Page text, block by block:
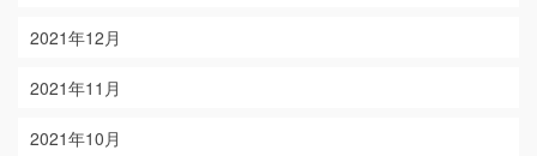
2021年12月
2021年11月
2021年10月